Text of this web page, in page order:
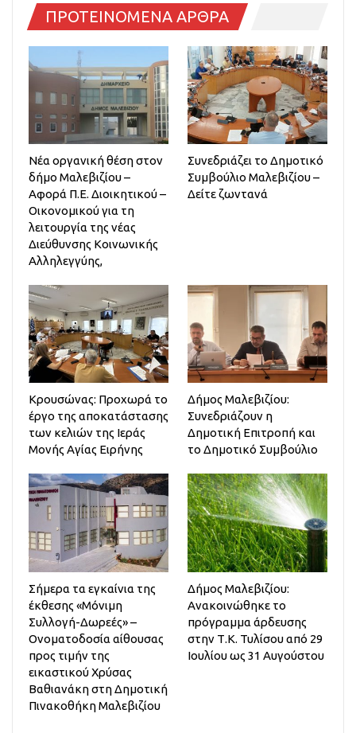
ΠΡΟΤΕΙΝΟΜΕΝΑ ΑΡΘΡΑ
Νέα οργανική θέση στον
δήμο Μαλεβιζίου –
Αφορά Π.Ε. Διοικητικού –
Οικονομικού για τη
λειτουργία της νέας
Διεύθυνσης Κοινωνικής
Αλληλεγγύης,
Συνεδριάζει το Δημοτικό
Συμβούλιο Μαλεβιζίου –
Δείτε ζωντανά
Κρουσώνας: Προχωρά το
έργο της αποκατάστασης
των κελιών της Ιεράς
Μονής Αγίας Ειρήνης
Δήμος Μαλεβιζίου:
Συνεδριάζουν η
Δημοτική Επιτροπή και
το Δημοτικό Συμβούλιο
Σήμερα τα εγκαίνια της
έκθεσης «Μόνιμη
Συλλογή-Δωρεές» –
Ονοματοδοσία αίθουσας
προς τιμήν της
εικαστικού Χρύσας
Βαθιανάκη στη Δημοτική
Πινακοθήκη Μαλεβιζίου
Δήμος Μαλεβιζίου:
Ανακοινώθηκε το
πρόγραμμα άρδευσης
στην Τ.Κ. Τυλίσου από 29
Ιουλίου ως 31 Αυγούστου